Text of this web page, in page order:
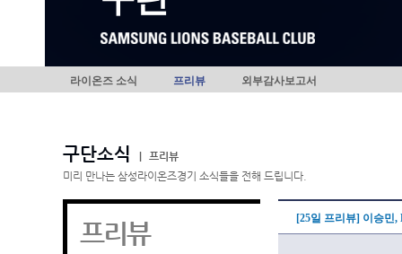
라이온즈 소식 프리뷰 외부감사보고서
구단소식
프리뷰
미리 만나는 삼성라이온즈경기 소식들을 전해 드립니다.
프리뷰 [25일 프리뷰] 이승민